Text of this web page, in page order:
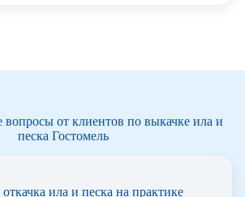
вопросы от клиентов по выкачке ила и
песка Гостомель
ила и песка на практике